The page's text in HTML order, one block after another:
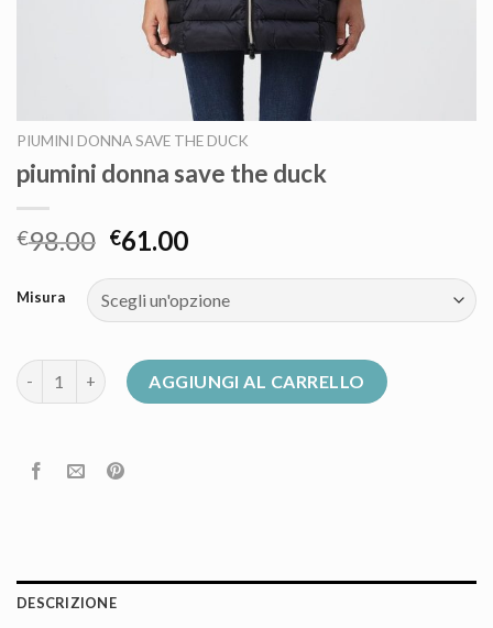
PIUMINI DONNA SAVE THE DUCK
piumini donna save the duck
€98.00 €61.00
Misura
piumini donna save the duck quantità
AGGIUNGI AL CARRELLO
DESCRIZIONE